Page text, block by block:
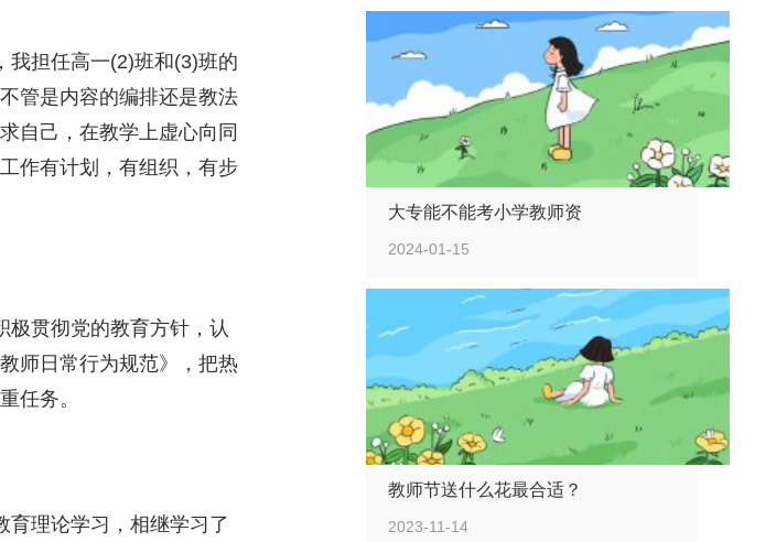
我担任高一(2)班和(3)班的
管是内容的编排还是教法
自己，在教学上虚心向同
作有计划，有组织，有步
极贯彻党的教育方针，认
师日常行为规范》，把热
任务。
育理论学习，相继学习了
大专能不能考小学教师资
2024-01-15
教师节送什么花最合适？
2023-11-14